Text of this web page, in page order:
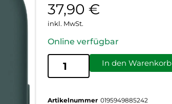
37,90 €
inkl. MwSt.
Online verfügbar
In den Warenkorb
Artikelnummer 0195949885242